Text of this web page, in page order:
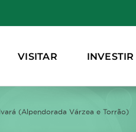
VISITAR INVESTIR
(Alpendorada Várzea e Torrão)